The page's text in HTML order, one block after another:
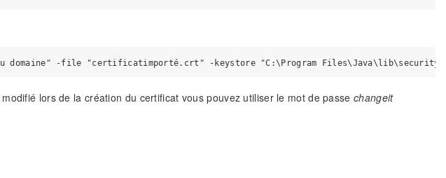
lors de la création du certificat vous pouvez utiliser le mot de passe changeit